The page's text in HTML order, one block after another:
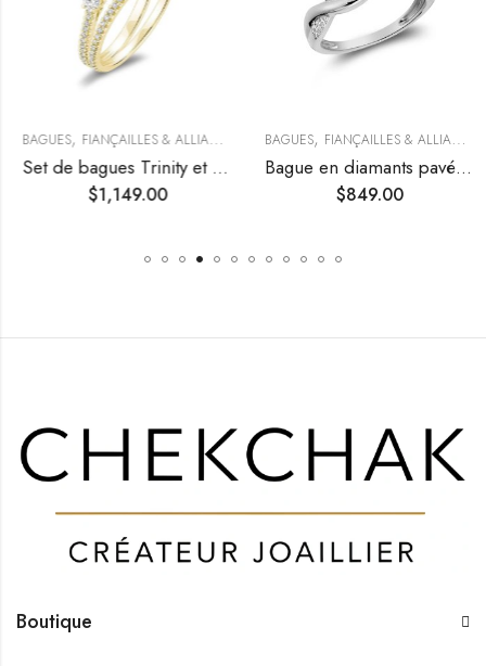
BAGUES, FIANÇAILLES & ALLIANCES
Set de bagues Trinity et demi-éternité serties de diamants
$1,149.00
BAGUES, FIANÇAILLES & ALLIANCES
Bague en diamants pavés entrelacée
$849.00
Boutique